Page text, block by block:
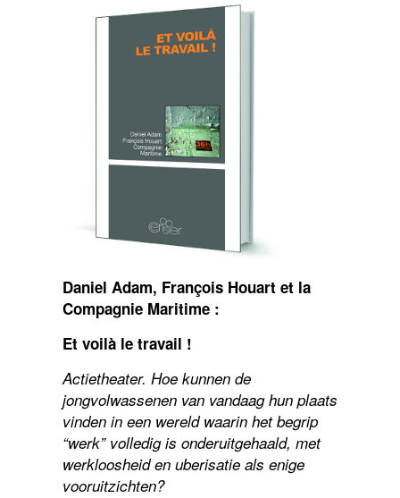
Daniel Adam, François Houart et la
Compagnie Maritime :
Et voilà le travail !
Actietheater. Hoe kunnen de
jongvolwassenen van vandaag hun plaats
vinden in een wereld waarin het begrip
“werk” volledig is onderuitgehaald, met
werkloosheid en uberisatie als enige
vooruitzichten?